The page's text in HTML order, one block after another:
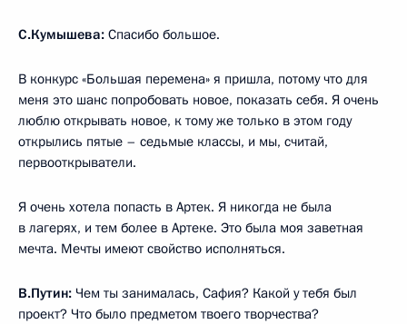
С.Кумышева: Спасибо большое.
В конкурс «Большая перемена» я пришла, потому что для
меня это шанс попробовать новое, показать себя. Я очень
люблю открывать новое, к тому же только в этом году
открылись пятые – седьмые классы, и мы, считай,
первооткрыватели.
Я очень хотела попасть в Артек. Я никогда не была
в лагерях, и тем более в Артеке. Это была моя заветная
мечта. Мечты имеют свойство исполняться.
В.Путин: Чем ты занималась, Сафия? Какой у тебя был
проект? Что было предметом твоего творчества?